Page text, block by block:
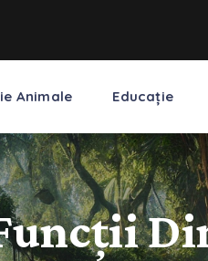
Animale Educație